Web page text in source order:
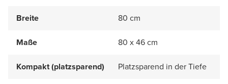
Breite 80 cm
Maße 80 x 46 cm
Kompakt (platzsparend) Platzsparend in der Tiefe